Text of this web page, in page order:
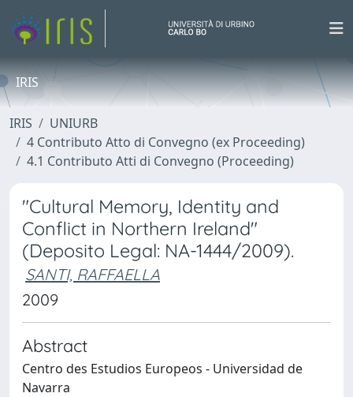
IRIS
IRIS
UNIURB
4 Contributo Atto di Convegno (ex Proceeding)
4.1 Contributo Atti di Convegno (Proceeding)
"Cultural Memory, Identity and
Conflict in Northern Ireland"
(Deposito Legal: NA-1444/2009).
SANTI, RAFFAELLA
2009
Abstract
Centro des Estudios Europeos - Universidad de
Navarra